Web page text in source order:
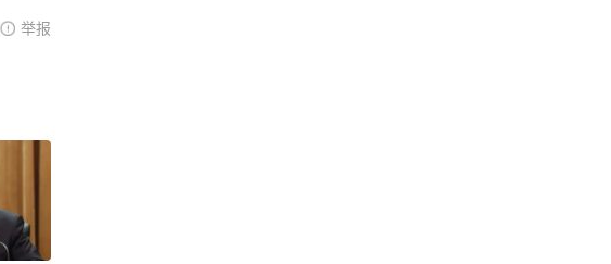
举报